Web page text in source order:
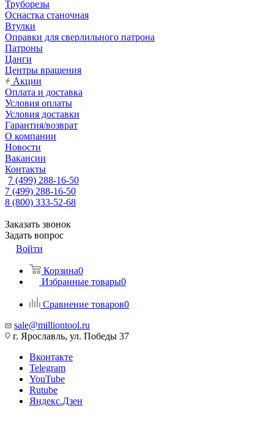
Труборезы
Оснастка станочная
Втулки
Оправки для сверлильного патрона
Патроны
Цанги
Центры вращения
Акции
Оплата и доставка
Условия оплаты
Условия доставки
Гарантия/возврат
О компании
Новости
Вакансии
Контакты
7 (499) 288-16-50
7 (499) 288-16-50
8 (800) 333-52-68
Заказать звонок
Задать вопрос
Войти
Корзина0
Избранные товары0
Сравнение товаров0
sale@milliontool.ru
г. Ярославль, ул. Победы 37
Вконтакте
Telegram
YouTube
Rutube
Яндекс.Дзен